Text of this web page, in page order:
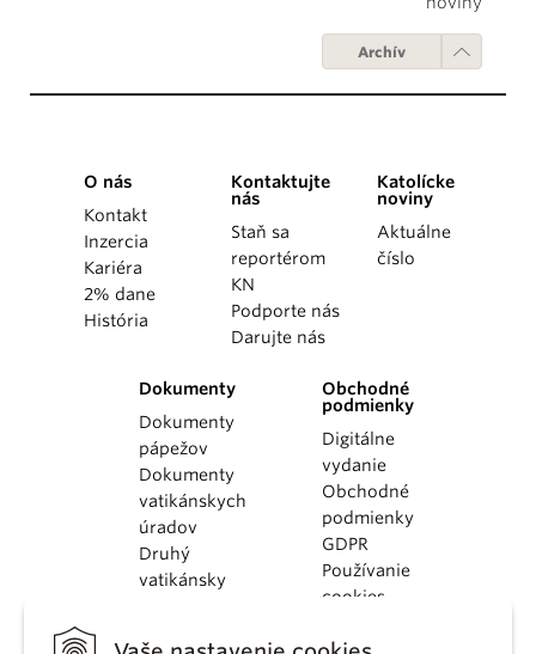
Archív
O nás
Kontakt
Inzercia
Kariéra
2% dane
História
Kontaktujte
nás
Staň sa
reportérom
KN
Podporte nás
Darujte nás
Katolícke
noviny
Aktuálne
číslo
Dokumenty
Dokumenty
pápežov
Dokumenty
vatikánskych
úradov
Druhý
vatikánsky
Obchodné
podmienky
Digitálne
vydanie
Obchodné
podmienky
GDPR
Používanie
cookies